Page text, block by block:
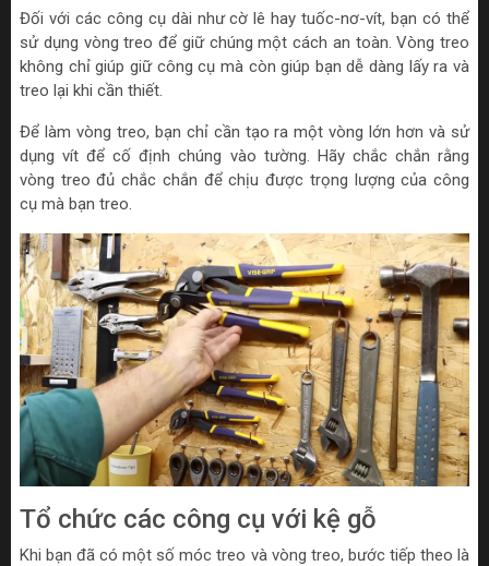
Đối với các công cụ dài như cờ lê hay tuốc-nơ-vít, bạn có thể
sử dụng vòng treo để giữ chúng một cách an toàn. Vòng treo
không chỉ giúp giữ công cụ mà còn giúp bạn dễ dàng lấy ra và
treo lại khi cần thiết.
Để làm vòng treo, bạn chỉ cần tạo ra một vòng lớn hơn và sử
dụng vít để cố định chúng vào tường. Hãy chắc chắn rằng
vòng treo đủ chắc chắn để chịu được trọng lượng của công
cụ mà bạn treo.
Tổ chức các công cụ với kệ gỗ
Khi bạn đã có một số móc treo và vòng treo, bước tiếp theo là